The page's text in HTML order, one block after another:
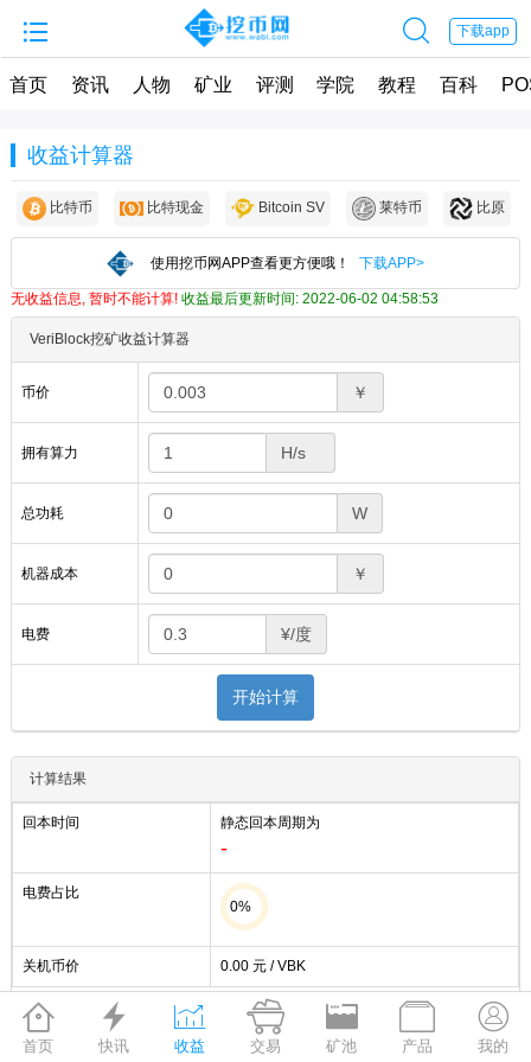
  下载app
首页 资讯 人物 矿业 评测 学院 教程 百科
收益计算器
比特币 比特现金 Bitcoin SV 莱特币 比原
使用挖币网APP查看更方便哦！ 下载APP>
无收益信息, 暂时不能计算! 收益最后更新时间: 2022-06-02 04:58:53
VeriBlock挖矿收益计算器
币价 ￥
拥有算力
总功耗 W
机器成本 ￥
电费 ¥/度
开始计算
计算结果
回本时间 静态回本周期为
-
电费占比
0%
关机币价 0.00元 / VBK
用电量 电费 净收益

首页

快讯

收益

交易

矿池

产品

我的